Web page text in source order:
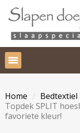
Home Bedtextiel
Topdek SPLIT
favoriete kleur!